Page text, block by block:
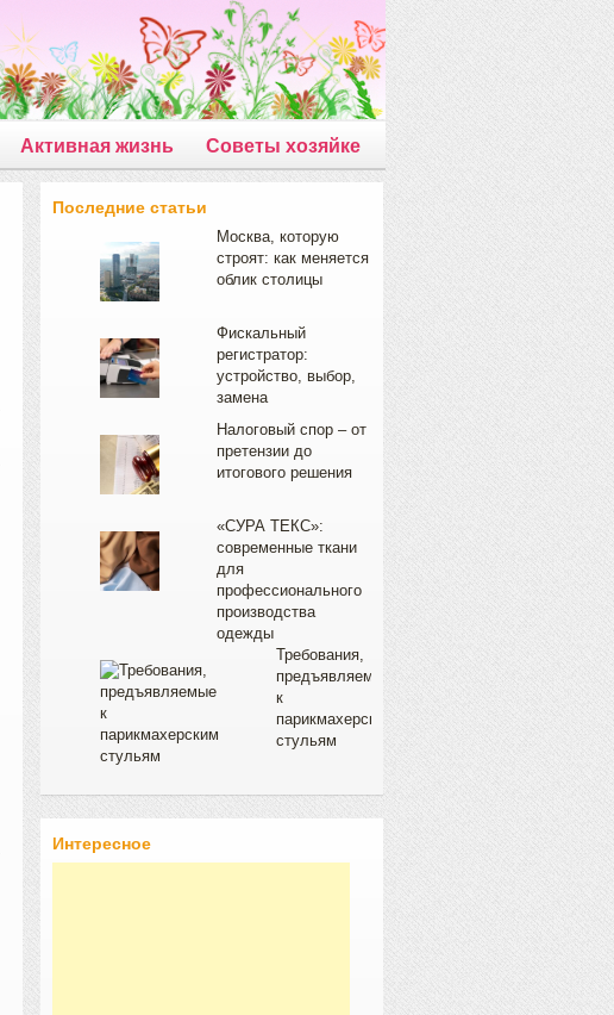
Активная жизнь Советы хозяйке
Последние статьи
Москва, которую
строят: как меняется
облик столицы
Фискальный
регистратор:
устройство, выбор,
замена
Налоговый спор – от
претензии до
итогового решения
«СУРА ТЕКС»:
современные ткани
для
профессионального
производства
одежды
Требования,
предъявляемые
к
парикмахерским
стульям
Интересное